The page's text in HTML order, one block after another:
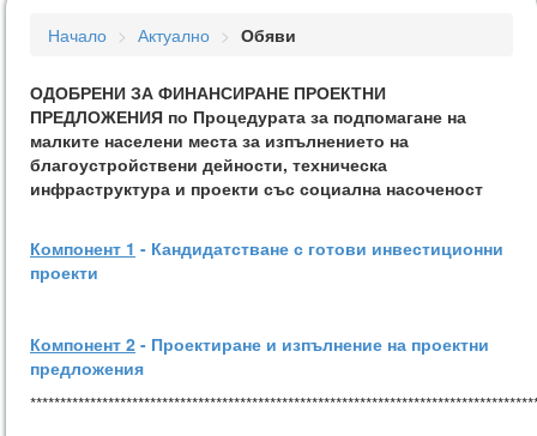
Начало Актуално Обяви
ОДОБРЕНИ ЗА ФИНАНСИРАНЕ ПРОЕКТНИ
ПРЕДЛОЖЕНИЯ по Процедурата за подпомагане на
малките населени места за изпълнението на
благоустройствени дейности, техническа
инфраструктура и проекти със социална насоченост
Компонент 1 - Кандидатстване с готови инвестиционни
проекти
Компонент 2 - Проектиране и изпълнение на проектни
предложения